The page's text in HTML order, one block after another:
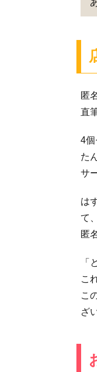
匿
直
4個
た
サ
は
て
匿
「
こ
こ
ざ